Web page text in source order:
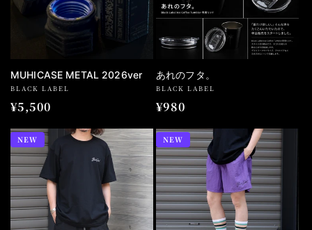
MUHICASE METAL 2026ver
BLACK LABEL
通
価
格
¥5,500
あれのフタ。
BLACK LABEL
通
価
格
¥980
NEW NEW